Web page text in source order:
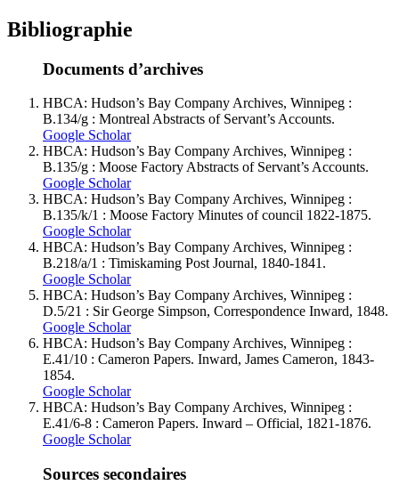
Bibliographie
Documents d’archives
HBCA: Hudson’s Bay Company Archives, Winnipeg :
B.134/g : Montreal Abstracts of Servant’s Accounts.
Google Scholar
HBCA: Hudson’s Bay Company Archives, Winnipeg :
B.135/g : Moose Factory Abstracts of Servant’s Accounts.
Google Scholar
HBCA: Hudson’s Bay Company Archives, Winnipeg :
B.135/k/1 : Moose Factory Minutes of council 1822-1875.
Google Scholar
HBCA: Hudson’s Bay Company Archives, Winnipeg :
B.218/a/1 : Timiskaming Post Journal, 1840-1841.
Google Scholar
HBCA: Hudson’s Bay Company Archives, Winnipeg :
D.5/21 : Sir George Simpson, Correspondence Inward, 1848.
Google Scholar
HBCA: Hudson’s Bay Company Archives, Winnipeg :
E.41/10 : Cameron Papers. Inward, James Cameron, 1843-
1854.
Google Scholar
HBCA: Hudson’s Bay Company Archives, Winnipeg :
E.41/6-8 : Cameron Papers. Inward – Official, 1821-1876.
Google Scholar
Sources secondaires